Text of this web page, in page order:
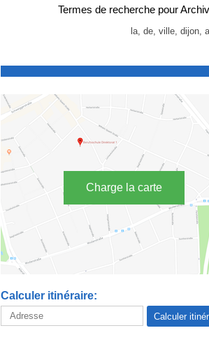
Termes de recherche pour
la, de, ville, dijon,
Charge la carte
Calculer itinéraire: